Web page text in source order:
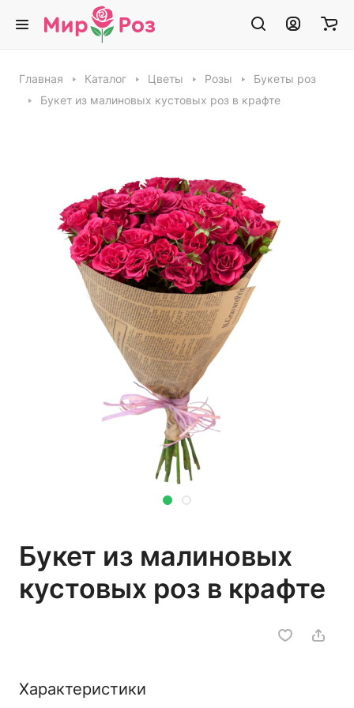
Главная Каталог Цветы Розы
Букеты роз
Букет из малиновых кустовых роз в крафте
Букет из малиновых
кустовых роз в крафте
Характеристики